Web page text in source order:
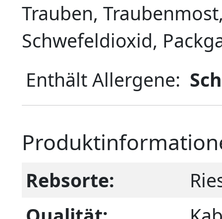
Trauben,
Schwefeldioxid,
Enthält Allergene:
Rebsorte: